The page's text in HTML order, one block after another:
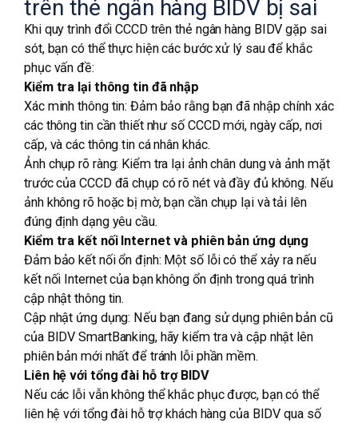
trên thẻ ngân hàng BIDV bị sai
Khi quy trình đổi CCCD trên thẻ ngân hàng BIDV gặp sai
sót, bạn có thể thực hiện các bước xử lý sau để khắc
phục vấn đề:
Kiểm tra lại thông tin đã nhập
Xác minh thông tin: Đảm bảo rằng bạn đã nhập chính xác
các thông tin cần thiết như số CCCD mới, ngày cấp, nơi
cấp, và các thông tin cá nhân khác.
Ảnh chụp rõ ràng: Kiểm tra lại ảnh chân dung và ảnh mặt
trước của CCCD đã chụp có rõ nét và đầy đủ không. Nếu
ảnh không rõ hoặc bị mờ, bạn cần chụp lại và tải lên
đúng định dạng yêu cầu.
Kiểm tra kết nối Internet và phiên bản ứng dụng
Đảm bảo kết nối ổn định: Một số lỗi có thể xảy ra nếu
kết nối Internet của bạn không ổn định trong quá trình
cập nhật thông tin.
Cập nhật ứng dụng: Nếu bạn đang sử dụng phiên bản cũ
của BIDV SmartBanking, hãy kiểm tra và cập nhật lên
phiên bản mới nhất để tránh lỗi phần mềm.
Liên hệ với tổng đài hỗ trợ BIDV
Nếu các lỗi vẫn không thể khắc phục được, bạn có thể
liên hệ với tổng đài hỗ trợ khách hàng của BIDV qua số